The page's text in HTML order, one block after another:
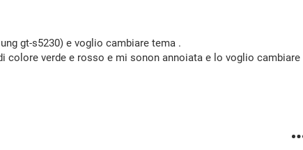
gt-s5230) e voglio cambiare tema .
colore verde e rosso e mi sonon annoiata e lo voglio cambiare